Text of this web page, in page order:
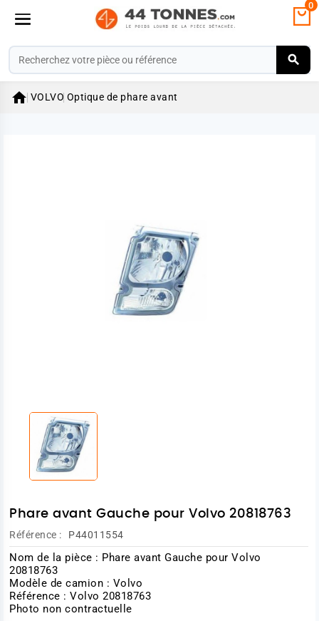
0
 VOLVO Optique de phare avant
Phare avant Gauche pour Volvo 20818763
Référence : P44011554
Nom de la pièce : Phare avant Gauche pour Volvo
20818763
Modèle de camion : Volvo
Référence : Volvo 20818763
Photo non contractuelle